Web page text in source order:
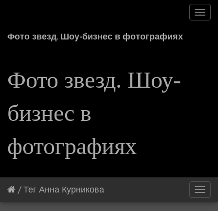
Фото звезд. Шоу-бизнес в фотографиях
Фото звезд. Шоу-
бизнес в
фотографиях
/Тег Анна Курникова